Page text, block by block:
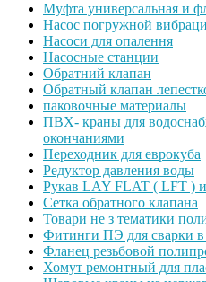
Муфта универсальная и
Насос погружной
Насоси для опалення
Насосные станции
Обратний клапан
Обратный клапан
паковочные материалы
ПВХ- краны для
окончаниями
Переходник для еврокуба
Редуктор давления воды
Рукав LAY FLAT ( LFT )
Сетка обратного клапана
Товари не з тематики
Фитинги ПЭ для сварки
Фланец резьбовой
Хомут ремонтный для